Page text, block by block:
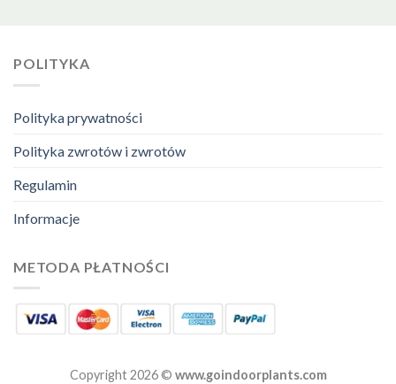
POLITYKA
Polityka prywatności
Polityka zwrotów i zwrotów
Regulamin
Informacje
METODA PŁATNOŚCI
Copyright 2026 © www.goindoorplants.com